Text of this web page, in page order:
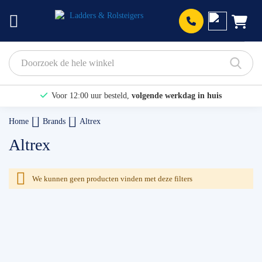
Voor 12:00 uur besteld, volgende werkdag in huis
Bekijk hier onze Actiepagina
Home Brands Altrex
Altrex
We kunnen geen producten vinden met deze filters